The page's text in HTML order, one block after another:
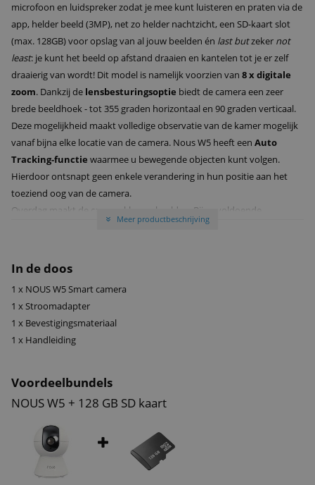
microfoon en luidspreker zodat je mee kunt luisteren en praten via de
app, helder beeld (3MP), net zo helder nachtzicht, een SD-kaart slot
(max. 128GB) voor opslag van al jouw beelden én last butzeker not
least: je kunt het beeld op afstand draaien en kantelen tot je er zelf
draaierig van wordt! Dit model is namelijk voorzien van 8x digitale
zoom. Dankzij de lensbesturingsoptie biedt de camera een zeer
brede beeldhoek - tot 355 graden horizontaal en 90 graden verticaal.
Deze mogelijkheid maakt volledige observatie van de kamer mogelijk
vanaf bijna elke locatie van de camera. Nous W5 heeft een Auto
Tracking-functie waarmee u bewegende objecten kunt volgen.
Hierdoor ontsnapt geen enkele verandering in hun positie aan het
toeziend oog van de camera.
Overdag maakt de camera kleurenbeelden. Bij onvoldoende
Nous W5 over naar de nachtmodus.
registratie van een helder beeld, en het zwart-witbeeld is helder en
gebruik van infraroodtechnologie kunt u zelfs in volledige duisternis
een gedetailleerd beeld bekijken. Dankzij de verlichting met een straal
van maximaal 5 m kan de camera zelfs verre objecten registreren.
» Meer productbeschrijving
In de doos
1 x NOUS W5 Smart camera
1 x Stroomadapter
1 x Bevestigingsmateriaal
1 x Handleiding
Voordeelbundels
NOUS W5 + 128 GB SD kaart